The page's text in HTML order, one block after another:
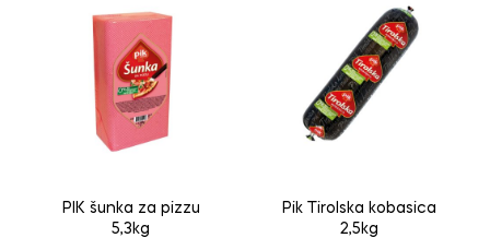
PIK šunka za pizzu
5,3kg
Pik Tirolska kobasica
2,5kg